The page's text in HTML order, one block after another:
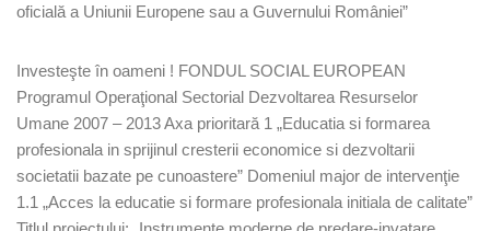
oficială a Uniunii Europene sau a Guvernului României”
Investeşte în oameni ! FONDUL SOCIAL EUROPEAN
Programul Operaţional Sectorial Dezvoltarea Resurselor
Umane 2007 – 2013 Axa prioritară 1 „Educatia si formarea
profesionala in sprijinul cresterii economice si dezvoltarii
societatii bazate pe cunoastere” Domeniul major de intervenţie
1.1 „Acces la educatie si formare profesionala initiala de calitate”